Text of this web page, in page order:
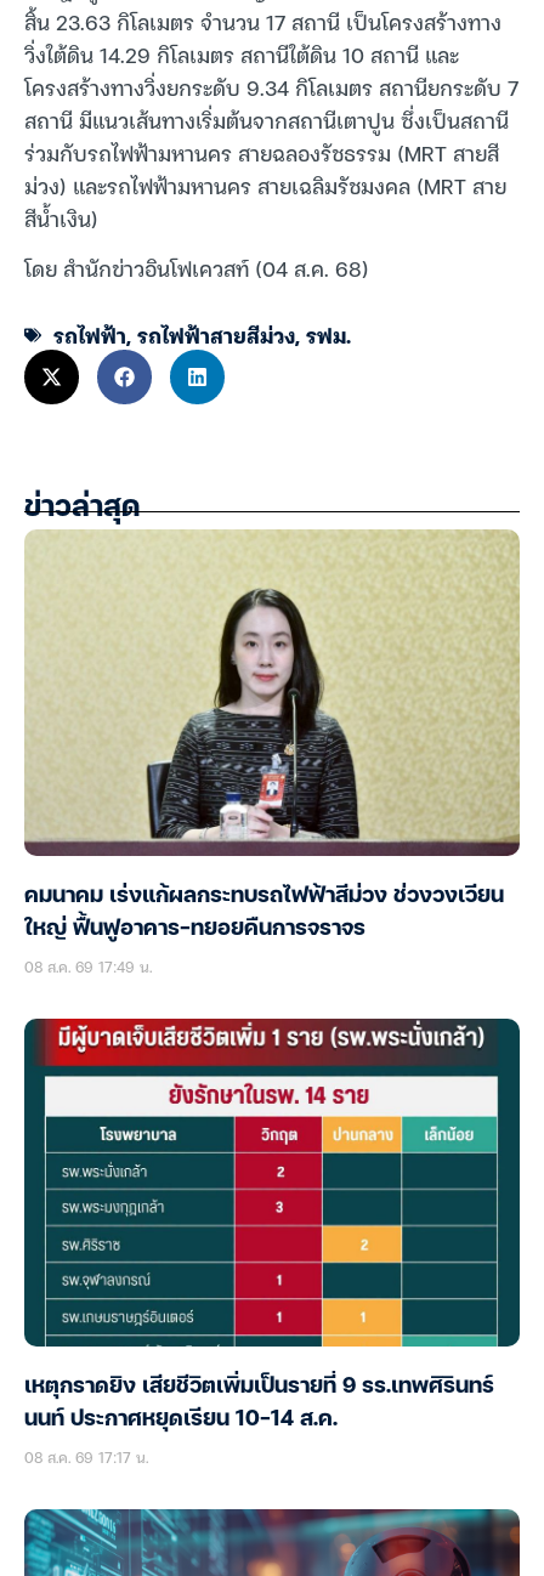
สิ้น 23.63 กิโลเมตร จำนวน 17 สถานี เป็นโครงสร้างทาง
วิ่งใต้ดิน 14.29 กิโลเมตร สถานีใต้ดิน 10 สถานี และ
โครงสร้างทางวิ่งยกระดับ 9.34 กิโลเมตร สถานียกระดับ 7
สถานี มีแนวเส้นทางเริ่มต้นจากสถานีเตาปูน ซึ่งเป็นสถานี
ร่วมกับรถไฟฟ้ามหานคร สายฉลองรัชธรรม (MRT สายสี
ม่วง) และรถไฟฟ้ามหานคร สายเฉลิมรัชมงคล (MRT สาย
สีน้ำเงิน)
โดย สำนักข่าวอินโฟเควสท์ (04 ส.ค. 68)
รถไฟฟ้า,รถไฟฟ้าสายสีม่วง,รฟม.
ข่าวล่าสุด
คมนาคม เร่งแก้ผลกระทบรถไฟฟ้าสีม่วง ช่วงวงเวียน
ใหญ่ ฟื้นฟูอาคาร-ทยอยคืนการจราจร
08 ส.ค. 69 17:49 น.
เหตุกราดยิง เสียชีวิตเพิ่มเป็นรายที่ 9 รร.เทพศิรินทร์
นนท์ ประกาศหยุดเรียน 10-14 ส.ค.
08 ส.ค. 69 17:17 น.